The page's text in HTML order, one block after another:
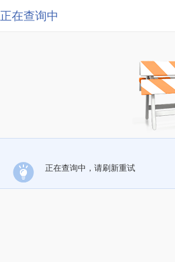
正在查询中
正在查询中，请刷新重试